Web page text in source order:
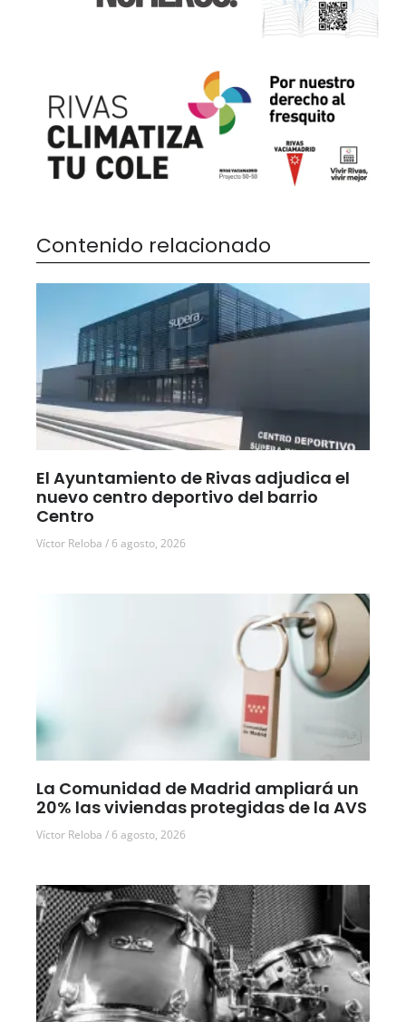
Contenido relacionado
El Ayuntamiento de Rivas adjudica el
nuevo centro deportivo del barrio
Centro
Víctor Reloba 6 agosto, 2026
La Comunidad de Madrid ampliará un
20% las viviendas protegidas de la AVS
Víctor Reloba 6 agosto, 2026